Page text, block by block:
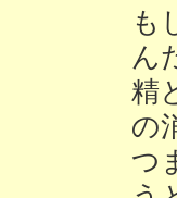
も
ん
精
の
つ